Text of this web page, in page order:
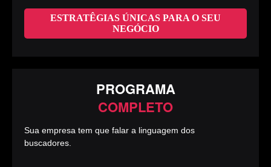
ESTRATÊGIAS ÚNICAS PARA O SEU
NEGÓCIO
PROGRAMA
COMPLETO
Sua empresa tem que falar a linguagem dos
buscadores.